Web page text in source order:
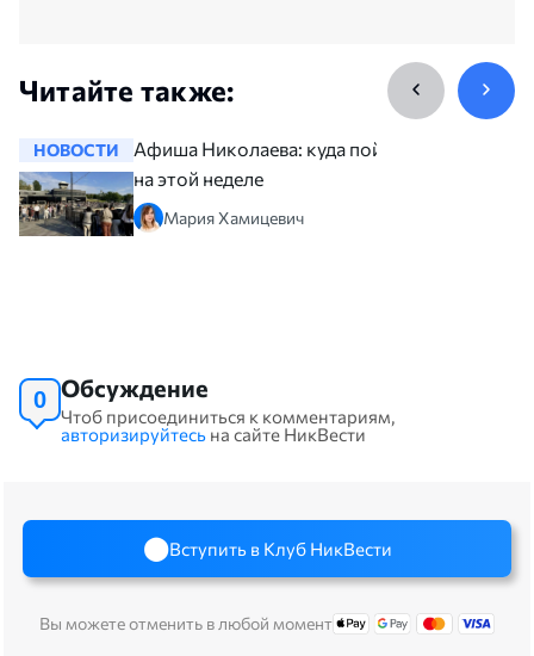
Читайте также:
НОВОСТИ
Афиша Николаева: куда пойти
на этой неделе
Мария Хамицевич
0 Обсуждение
Чтоб присоединиться к комментариям,
авторизируйтесь на сайте НикВести
Вступить в Клуб НикВести
Вы можете отменить в любой момент